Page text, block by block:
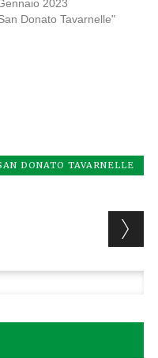
2023
Donato Tavarnelle"
DONATO TAVARNELLE